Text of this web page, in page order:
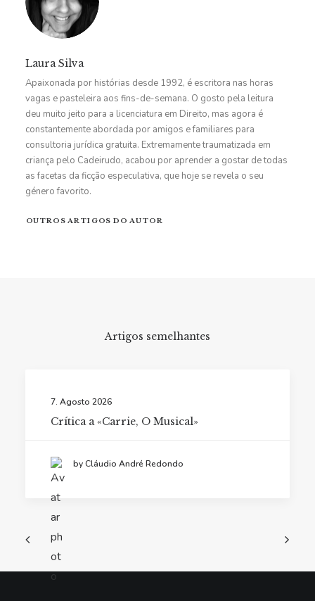
Laura Silva
Apaixonada por histórias desde 1992, é escritora nas horas
vagas e pasteleira aos fins-de-semana. O gosto pela leitura
deu muito jeito para a licenciatura em Direito, mas agora é
constantemente abordada por amigos e familiares para
consultoria jurídica gratuita. Extremamente traumatizada em
criança pelo Cadeirudo, acabou por aprender a gostar de todas
as facetas da ficção especulativa, que hoje se revela o seu
género favorito.
OUTROS ARTIGOS DO AUTOR
Artigos semelhantes
7. Agosto 2026
Crítica a «Carrie, O Musical»
by Cláudio André Redondo